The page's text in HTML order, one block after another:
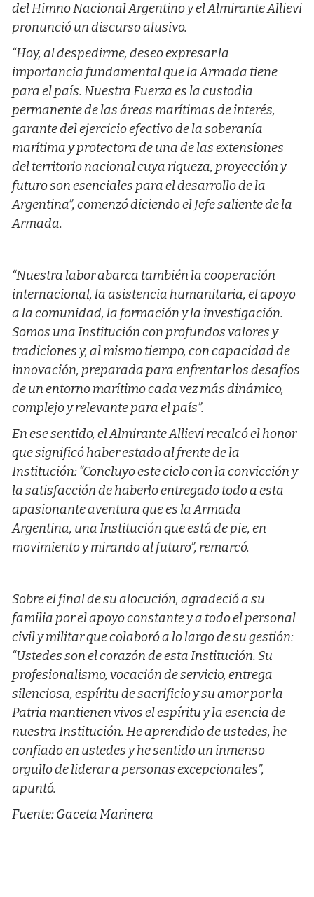
del Himno Nacional Argentino y el Almirante Allievi
pronunció un discurso alusivo.
“Hoy, al despedirme, deseo expresar la
importancia fundamental que la Armada tiene
para el país. Nuestra Fuerza es la custodia
permanente de las áreas marítimas de interés,
garante del ejercicio efectivo de la soberanía
marítima y protectora de una de las extensiones
del territorio nacional cuya riqueza, proyección y
futuro son esenciales para el desarrollo de la
Argentina”, comenzó diciendo el Jefe saliente de la
Armada.
“Nuestra labor abarca también la cooperación
internacional, la asistencia humanitaria, el apoyo
a la comunidad, la formación y la investigación.
Somos una Institución con profundos valores y
tradiciones y, al mismo tiempo, con capacidad de
innovación, preparada para enfrentar los desafíos
de un entorno marítimo cada vez más dinámico,
complejo y relevante para el país”.
En ese sentido, el Almirante Allievi recalcó el honor
que significó haber estado al frente de la
Institución: “Concluyo este ciclo con la convicción y
la satisfacción de haberlo entregado todo a esta
apasionante aventura que es la Armada
Argentina, una Institución que está de pie, en
movimiento y mirando al futuro”, remarcó.
Sobre el final de su alocución, agradeció a su
familia por el apoyo constante y a todo el personal
civil y militar que colaboró a lo largo de su gestión:
“Ustedes son el corazón de esta Institución. Su
profesionalismo, vocación de servicio, entrega
silenciosa, espíritu de sacrificio y su amor por la
Patria mantienen vivos el espíritu y la esencia de
nuestra Institución. He aprendido de ustedes, he
confiado en ustedes y he sentido un inmenso
orgullo de liderar a personas excepcionales”,
apuntó.
Fuente: Gaceta Marinera